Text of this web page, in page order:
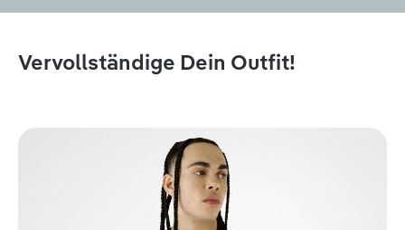
Vervollständige Dein Outfit!